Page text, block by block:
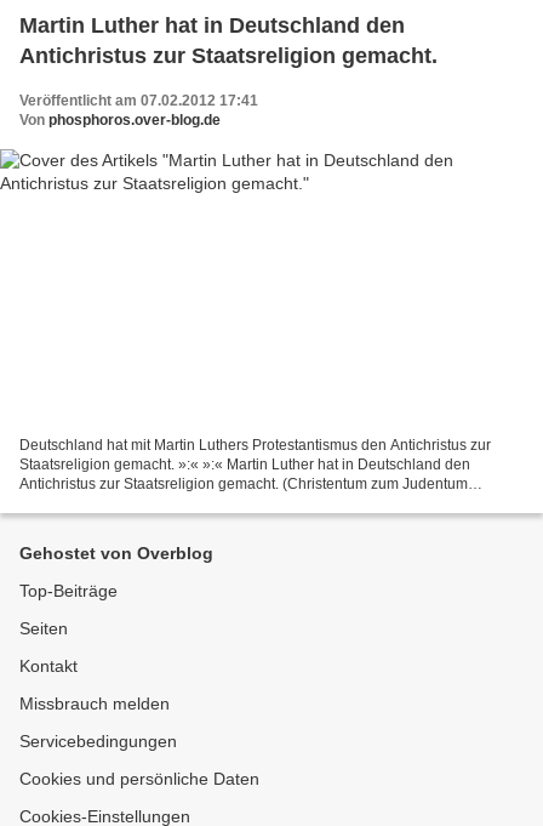
Martin Luther hat in Deutschland den
Antichristus zur Staatsreligion gemacht.
Veröffentlicht am 07.02.2012 17:41
Von phosphoros.over-blog.de
Deutschland hat mit Martin Luthers Protestantismus den Antichristus zur
Staatsreligion gemacht. »:« »:« Martin Luther hat in Deutschland den
Antichristus zur Staatsreligion gemacht. (Christentum zum Judentum
Gehostet von Overblog
Top-Beiträge
Seiten
Kontakt
Missbrauch melden
Servicebedingungen
Cookies und persönliche Daten
Cookies-Einstellungen